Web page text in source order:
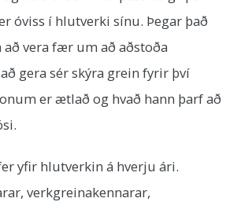
óviss í hlutverki sínu. Þegar það
vera fær um að aðstoða
gera sér skýra grein fyrir því
er ætlað og hvað hann þarf að
yfir hlutverkin á hverju ári.
verkgreinakennarar,